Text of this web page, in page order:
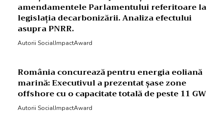
amendamentele Parlamentului referitoare la
legislația decarbonizării. Analiza efectului
asupra PNRR.
Autorii SocialImpactAward
România concurează pentru energia eoliană
marină: Executivul a prezentat șase zone
offshore cu o capacitate totală de peste 11 GW
Autorii SocialImpactAward